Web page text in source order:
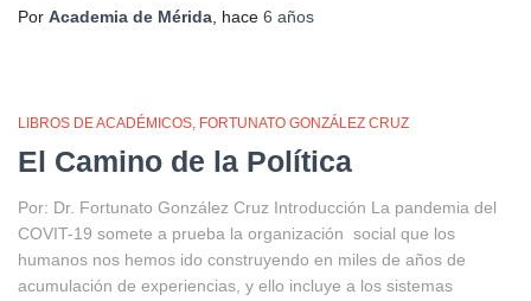
Por Academia de Mérida , hace 6 años
LIBROS DE ACADÉMICOS FORTUNATO GONZÁLEZ CRUZ
El Camino de la Política
Por: Dr. Fortunato González Cruz Introducción La pandemia del
COVIT-19 somete a prueba la organización social que los
humanos nos hemos ido construyendo en miles de años de
acumulación de experiencias, y ello incluye a los sistemas